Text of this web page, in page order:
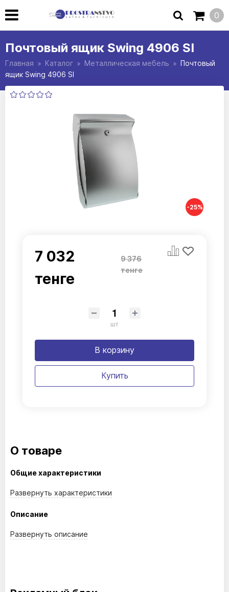
0
Почтовый ящик Swing 4906 SI
Главная Каталог Металлическая мебель
Почтовый
ящик Swing 4906 SI
-25%
7 032
тенге
9 376
тенге
шт
В корзину
Купить
О товаре
Общие характеристики
Развернуть характеристики
Описание
Развернуть описание